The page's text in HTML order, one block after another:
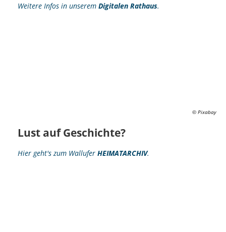
Weitere Infos in unserem Digitalen Rathaus.
© Pixabay
Lust auf Geschichte?
Hier geht's zum Wallufer HEIMATARCHIV.